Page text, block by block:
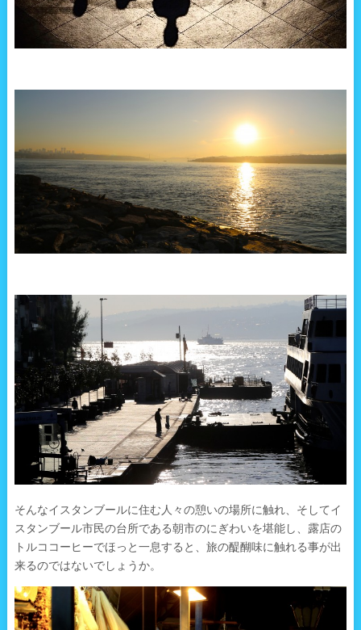
そんなイスタンブールに住む人々の憩いの場所に触れ、そしてイ
スタンブール市民の台所である朝市のにぎわいを堪能し、露店の
トルココーヒーでほっと一息すると、旅の醍醐味に触れる事が出
来るのではないでしょうか。